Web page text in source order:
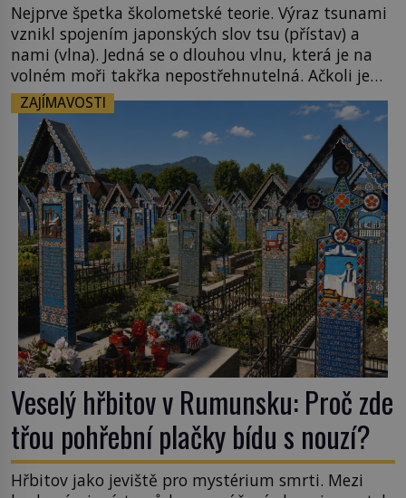
Nejprve špetka školometské teorie. Výraz tsunami
vznikl spojením japonských slov tsu (přístav) a
nami (vlna). Jedná se o dlouhou vlnu, která je na
volném moři takřka nepostřehnutelná. Ačkoli je
vlnová délka tsunami i 300 kilometrů, výška vlny
na volném moři je maximálně 1,5 metru. Máme se
podobné obří vlny obávat i v Evropě? Vznik
tsunami si […]
ZAJÍMAVOSTI
Veselý hřbitov v Rumunsku: Proč zde
třou pohřební plačky bídu s nouzí?
Hřbitov jako jeviště pro mystérium smrti. Mezi